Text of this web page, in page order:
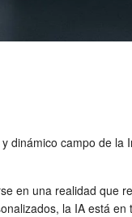
campo de
en una realidad
la IA está